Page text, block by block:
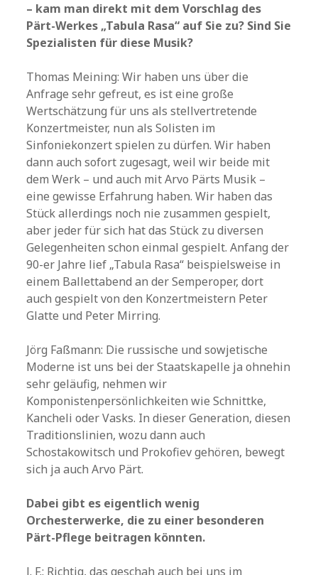
– kam man direkt mit dem Vorschlag des
Pärt-Werkes „Tabula Rasa“ auf Sie zu? Sind Sie
Spezialisten für diese Musik?
Thomas Meining: Wir haben uns über die
Anfrage sehr gefreut, es ist eine große
Wertschätzung für uns als stellvertretende
Konzertmeister, nun als Solisten im
Sinfoniekonzert spielen zu dürfen. Wir haben
dann auch sofort zugesagt, weil wir beide mit
dem Werk – und auch mit Arvo Pärts Musik –
eine gewisse Erfahrung haben. Wir haben das
Stück allerdings noch nie zusammen gespielt,
aber jeder für sich hat das Stück zu diversen
Gelegenheiten schon einmal gespielt. Anfang der
90-er Jahre lief „Tabula Rasa“ beispielsweise in
einem Ballettabend an der Semperoper, dort
auch gespielt von den Konzertmeistern Peter
Glatte und Peter Mirring.
Jörg Faßmann: Die russische und sowjetische
Moderne ist uns bei der Staatskapelle ja ohnehin
sehr geläufig, nehmen wir
Komponistenpersönlichkeiten wie Schnittke,
Kancheli oder Vasks. In dieser Generation, diesen
Traditionslinien, wozu dann auch
Schostakowitsch und Prokofiev gehören, bewegt
sich ja auch Arvo Pärt.
Dabei gibt es eigentlich wenig
Orchesterwerke, die zu einer besonderen
Pärt-Pflege beitragen könnten.
J. F.: Richtig, das geschah auch bei uns im